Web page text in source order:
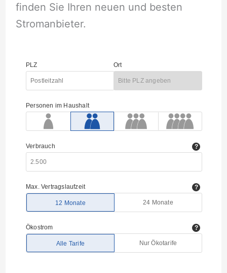
finden Sie Ihren neuen und besten
Stromanbieter.